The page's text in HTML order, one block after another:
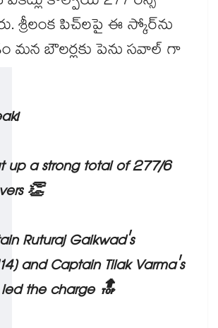
శ్రీలంక పిచ్‌లపై ఈ స్కోర్‌ను
మన బౌలర్లకు పెను సవాల్ గా
up a strong total of 277/6
👏
Ruturaj Gaikwad's
and Captain Tilak Varma's
the charge 🔝